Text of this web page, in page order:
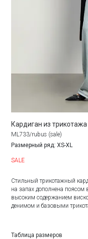
Кардиган из трикотажа
ML733/rubus (sale)
Размерный ряд: XS-XL
SALE
Стильный трикотажный
на запах дополнена поясом
высоким содержанием
денимом и базовыми
Таблица размеров